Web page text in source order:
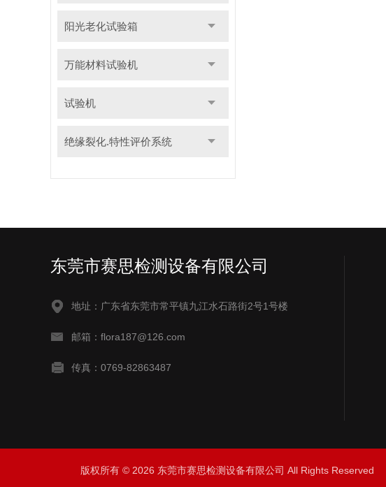
阳光老化试验箱
万能材料试验机
试验机
绝缘裂化.特性评价系统
东莞市赛思检测设备有限公司
地址：广东省东莞市常平镇九江水石路街2号1号楼
邮箱：flora187@126.com
传真：0769-82863487
版权所有 © 2026 东莞市赛思检测设备有限公司 All Rights Reserved